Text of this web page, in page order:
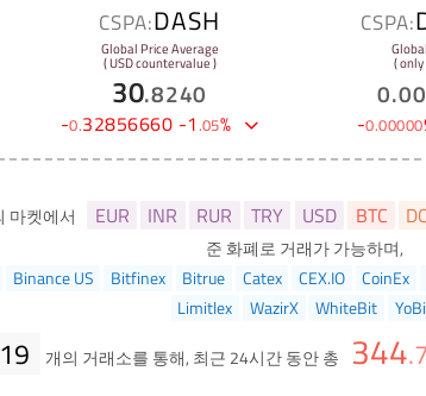
CSPA:DASH
Global Price Average
( USD countervalue )
30.8240
-0.32856660 -1.05%
CSPA:
(
0.
-0.00000
마켓에서 EUR INR RUR TRY USD BTC
준 화폐로 거래가 가능하며,
Binance US Bitfinex Bitrue Catex CEX.IO CoinEx
Limitlex
WazirX WhiteBit
19 개의 거래소를 통해, 최근 24시간 동안 총 344.